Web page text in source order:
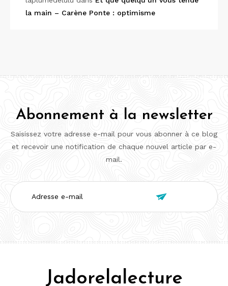
la main – Carène Ponte : optimisme
Abonnement à la newsletter
Saisissez votre adresse e-mail pour vous abonner à ce blog
et recevoir une notification de chaque nouvel article par e-
mail.
Adresse
e-
mail

Jadorelalecture